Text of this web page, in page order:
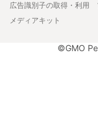
広告識別子の取得・利用
メディアキット
©GMO